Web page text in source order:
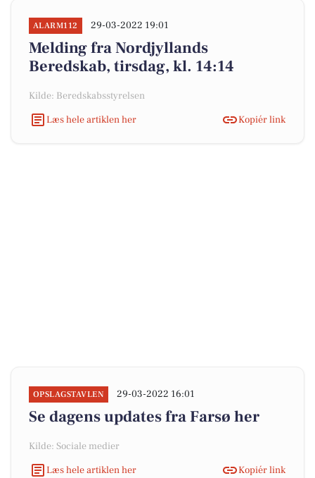
ALARM112 29-03-2022 19:01
Melding fra Nordjyllands
Beredskab, tirsdag, kl. 14:14
Kilde: Beredskabsstyrelsen
Læs hele artiklen her
Kopiér link
OPSLAGSTAVLEN 29-03-2022 16:01
Se dagens updates fra Farsø her
Kilde: Sociale medier
Læs hele artiklen her
Kopiér link